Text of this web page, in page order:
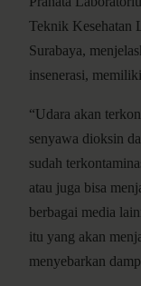
Teknik Kesehatan
Surabaya,
insenerasi,
“Udara akan
senyawa dioksin
sudah
atau juga bisa
berbagai media
itu yang akan
menyebarkan